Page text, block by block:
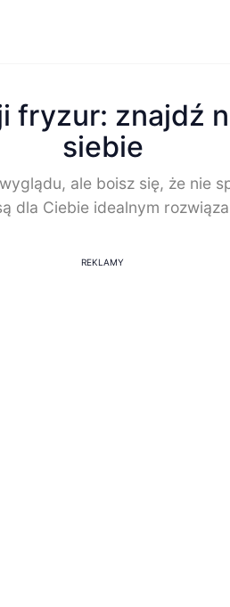
fryzur: znajdź
siebie
ale boisz się, że nie
dla Ciebie idealnym
REKLAMY